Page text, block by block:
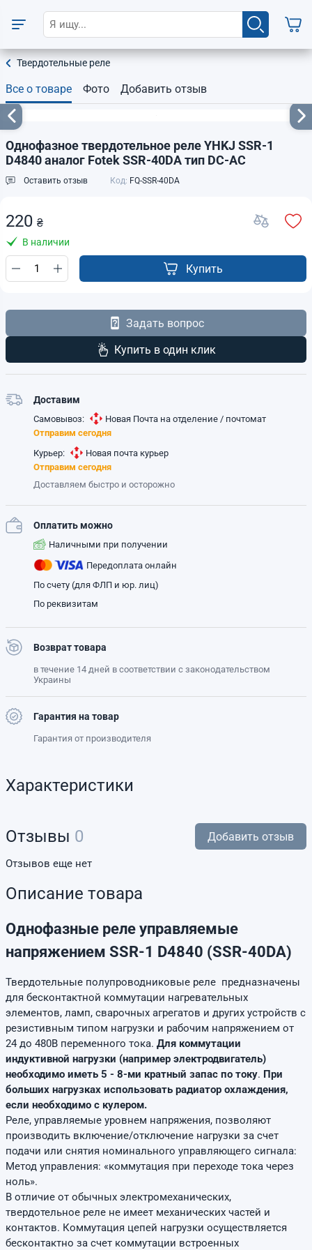
Твердотельные реле
Все о товаре Фото Добавить отзыв
Однофазное твердотельное реле YHKJ SSR-1
D4840 аналог Fotek SSR-40DA тип DC-AC
Оставить отзыв Код: FQ-SSR-40DA
220 ₴
В наличии
Купить
Задать вопрос
Купить в один клик
Доставим
Самовывоз:
Новая Почта на отделение / почтомат
Отправим сегодня
Курьер:
Новая почта курьер
Отправим сегодня
Доставляем быстро и осторожно
Оплатить можно
Наличными при получении
Передоплата онлайн
По счету (для ФЛП и юр. лиц)
По реквизитам
Возврат товара
в течение 14 дней в соответствии с законодательством
Украины
Гарантия на товар
Гарантия от производителя
Характеристики
Отзывы 0 Добавить отзыв
Отзывов еще нет
Описание товара
Однофазные реле управляемые
напряжением SSR-1 D4840 (SSR-40DA)
Твердотельные полупроводниковые реле предназначены
для бесконтактной коммутации нагревательных
элементов, ламп, сварочных агрегатов и других устройств с
резистивным типом нагрузки и рабочим напряжением от
24 до 480В переменного тока. Для коммутации
индуктивной нагрузки (например электродвигатель)
необходимо иметь 5 - 8-ми кратный запас по току. При
больших нагрузках использовать радиатор охлаждения,
если необходимо с кулером.
Реле, управляемые уровнем напряжения, позволяют
производить включение/отключение нагрузки за счет
подачи или снятия номинального управляющего сигнала:
Метод управления: «коммутация при переходе тока через
ноль».
В отличие от обычных электромеханических,
твердотельное реле не имеет механических частей и
контактов. Коммутация цепей нагрузки осуществляется
бесконтактно за счет коммутации встроенных